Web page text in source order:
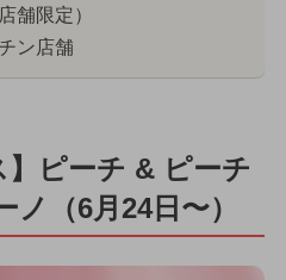
舗限定）
ン店舗
】ピーチ & ピーチ
（6月24日〜）